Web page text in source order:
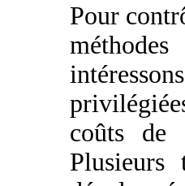
Pour
coûts de
Plusieurs